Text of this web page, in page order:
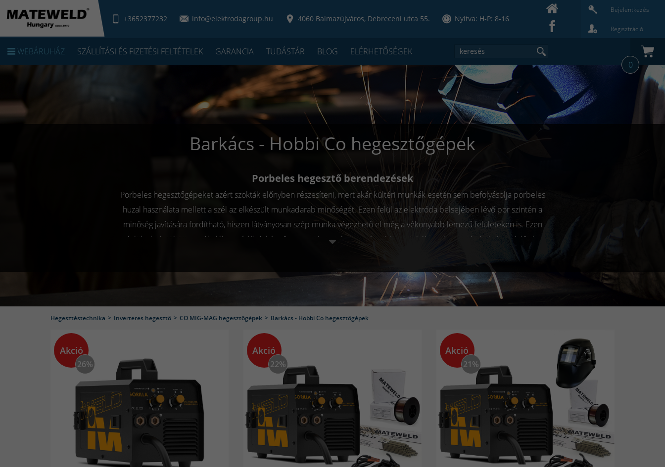
Bejelentkezés
Regisztráció
+3652377232 info@elektrodagroup.hu 4060 Balmazújváros, Debreceni utca 55. Nyitva: H-P: 8-16
WEBÁRUHÁZ SZÁLLÍTÁSI ÉS FIZETÉSI FELTÉTELEK GARANCIA TUDÁSTÁR BLOG
ELÉRHETŐSÉGEK
0
Barkács - Hobbi Co hegesztőgépek
Porbeles hegesztő berendezések
Porbeles hegesztőgépeket azért szokták előnyben részesíteni, mert akár kültéri munkák esetén sem befolyásolja porbeles
huzal használata mellett a szél az elkészült munkadarab minőségét. Ezen felül az elektróda belsejében lévő por szintén a
minőség javítására fordítható, hiszen látványosan szép munka végezhető el még a vékonyabb lemezű felületeken is. Ezen
felül a beletöltött por általában védőgázképző anyagot is tartalmaz, ezért ehhez a fajtához nincs szükség külön védőgáz
most tanulnak hegeszteni éppen ezért ajánlott a porbeles hegesztőgép, mert kevesebb tényezőre kell odafigyelni, ezáltal
könnyebb elsajátítani a gyakorlati tudást.
A hegesztés napjainkra már nem kizárólag szakemberek által végzett munka, rengeteg hobbi hegesztőgépet dobtak piacra
kifejezetten hobbihegesztésre. A kezelés alapjainak megtanulásával és a biztonsági előírások betartásával bárki hegeszthet
akár otthon a fészerben is. Ennek fejében érdemes végiggondolni milyen hegesztőgépet szeretnénk vásárolni, annak
tekintetében, hogy milyen gyakran használnánk, mennyire gyakorlott kezekbe kerülne, illetve az egyik legfontosabb tényező,
hogy mit mivel hegesztenénk. Amennyiben sikerül nagyjából belőni a kategóriát, hogy komolyabb gépet szeretnénk
mindennapos használatra, vagy elegendő barkács célra a berendezés egy fontos kérdés marad hátra: a hegesztőgépre
szánt összeg. Ez legfőképpen a márkák közti különbségeknek tudható be, hiszen egy kisebb ismeretlen márkájú cég nem
tudja úgy megemelni az árakat, mint egy világszinten ismert vállalat. Vegyük sorra mi mindenre fontos odafigyelni mielőtt
porbeles hegesztő vásárlásába fognánk.
Hegesztéstechnika Inverteres hegesztő CO MIG-MAG hegesztőgépek Barkács - Hobbi Co hegesztőgépek
Akció
26%
Akció
22%
Akció
21%